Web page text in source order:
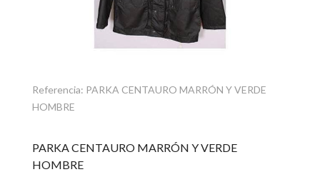
Referencia: PARKA CENTAURO MARRÓN Y VERDE
HOMBRE
PARKA CENTAURO MARRÓN Y VERDE
HOMBRE